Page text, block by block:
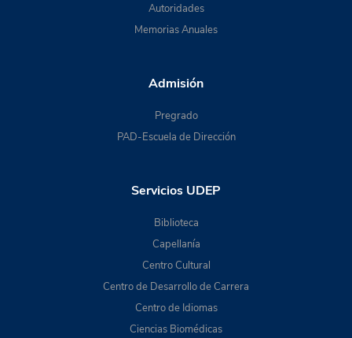
Autoridades
Memorias Anuales
Admisión
Pregrado
PAD-Escuela de Dirección
Servicios UDEP
Biblioteca
Capellanía
Centro Cultural
Centro de Desarrollo de Carrera
Centro de Idiomas
Ciencias Biomédicas